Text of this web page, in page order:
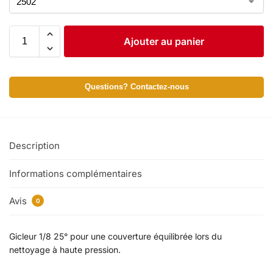
Ajouter au panier
Questions? Contactez-nous
Description
Informations complémentaires
Avis 0
Gicleur 1/8 25° pour une couverture équilibrée lors du
nettoyage à haute pression.